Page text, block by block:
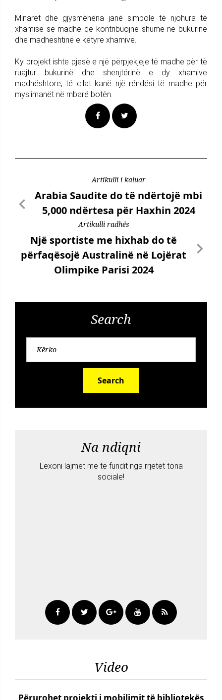
Minaret dhe gjysmëhëna janë simbole të njohura të
xhamisë së madhe që kontribuojnë shumë në bukurinë
dhe madhështinë e këtyre xhamive.
Ky projekt ishte pjesë e një përpjekjeje të madhe për të
ruajtur bukurinë dhe shenjtërinë e dy xhamive
madhështore, të cilat kanë një rëndësi të madhe për
myslimanët në mbarë botën.
Artikulli i kaluar
Arabia Saudite do të ndërtojë mbi
5,000 ndërtesa për Haxhin 2024
Artikulli radhës
Një sportiste me hixhab do të
përfaqësojë Australinë në Lojërat
Olimpike Parisi 2024
Search
Search
Na ndiqni
Lexoni lajmet më të fundit nga rrjetet tona
sociale!
Video
Përurohet projekti i mobilimit të bibliotekës